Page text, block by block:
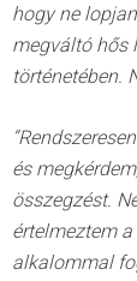
hogy ne
megváltó hős
történetében.
és
összegzést.
értelmeztem
alkalommal